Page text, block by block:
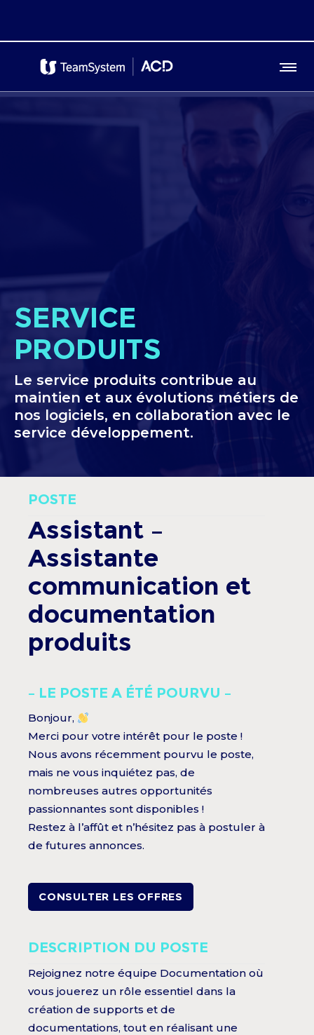
SERVICE
PRODUITS
Le service produits contribue au
maintien et aux évolutions métiers de
nos logiciels, en collaboration avec le
service développement.
POSTE
Assistant –
Assistante
communication et
documentation
produits
– LE POSTE A ÉTÉ POURVU –
Bonjour,
Merci pour votre intérêt pour le poste !
Nous avons récemment pourvu le poste,
mais ne vous inquiétez pas, de
nombreuses autres opportunités
passionnantes sont disponibles !
Restez à l’affût et n’hésitez pas à postuler à
de futures annonces.
CONSULTER LES OFFRES
DESCRIPTION DU POSTE
Rejoignez notre équipe Documentation où
vous jouerez un rôle essentiel dans la
création de supports et de
documentations, tout en réalisant une